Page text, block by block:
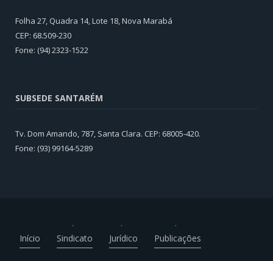
Folha 27, Quadra 14, Lote 18, Nova Marabá
CEP: 68.509-230
Fone: (94) 2323-1522
SUBSEDE SANTARÉM
Tv. Dom Amando, 787, Santa Clara. CEP: 68005-420.
Fone: (93) 99164-5289
Início Sindicato Jurídico Publicações